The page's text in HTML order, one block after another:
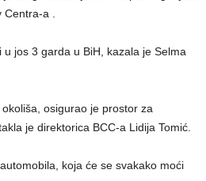
a .
jos 3 garda u BiH, kazala je Selma
osigurao je prostor za
je direktorica BCC-a Lidija Tomić.
koja će se svakako moći